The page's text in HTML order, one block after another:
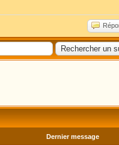
Dernier message